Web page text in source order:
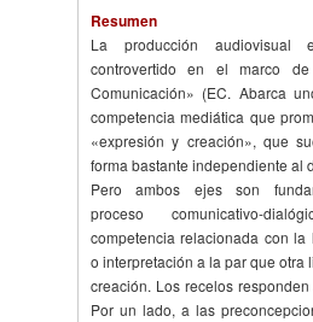
Resumen
La producción audiovisual
controvertido en el marco
Comunicación» (EC. Abarca
competencia mediática que
«expresión y creación», que
forma bastante independiente al
Pero ambos ejes son
proceso comunicativo-
competencia relacionada con la
o interpretación a la par que otra
creación. Los recelos
Por un lado, a las